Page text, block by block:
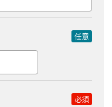
任意
必須